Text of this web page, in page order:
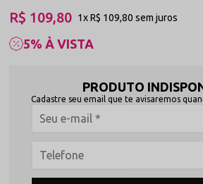
5% À VISTA
R$ 109,80 1xR$ 109,80sem juros
PRODUTO
Cadastre seu email que te avisaremos